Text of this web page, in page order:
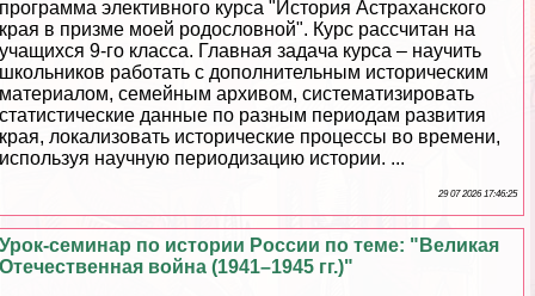
программа элективного курса "История Астpaxaнского
края в призме моей родословной". Курс рассчитан на
учащихся 9-го класса. Главная задача курса – научить
школьников работать с дополнительным историческим
материалом, семейным архивом, систематизировать
статистические данные по разным периодам развития
края, локализовать исторические процессы во времени,
используя научную периодизацию истории. ...
29 07 2026 17:46:25
Урок-семинар по истории России по теме: "Великая
Отечественная война (1941–1945 гг.)"